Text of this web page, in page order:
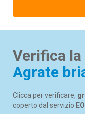
Verifica la
Agrate
Clicca per verificare,
coperto dal servizio